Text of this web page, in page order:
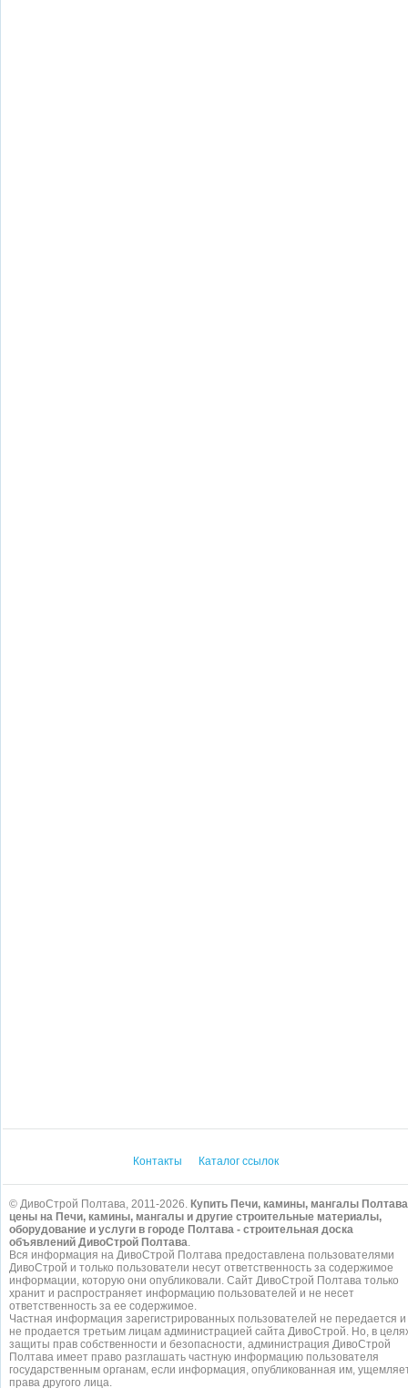
Контакты Каталог ссылок
© ДивоСтрой Полтава, 2011-2026. Купить Печи, камины, мангалы
цены на Печи, камины, мангалы и другие строительные материалы,
оборудование и услуги в городе Полтава - строительная доска
объявлений ДивоСтрой Полтава.
Вся информация на ДивоСтрой Полтава предоставлена пользователями
ДивоСтрой и только пользователи несут ответственность за содержимое
информации, которую они опубликовали. Сайт ДивоСтрой Полтава только
хранит и распространяет информацию пользователей и не несет
ответственность за ее содержимое.
Частная информация зарегистрированных пользователей не передается и
не продается третьим лицам администрацией сайта ДивоСтрой. Но, в
защиты прав собственности и безопасности, администрация ДивоСтрой
Полтава имеет право разглашать частную информацию пользователя
государственным органам, если информация, опубликованная им,
права другого лица.